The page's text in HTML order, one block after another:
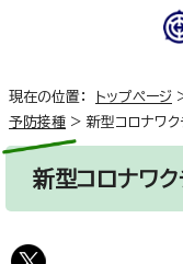
現在の位置： トップページ
予防接種 > 新型コロナワ
新型コロナワ